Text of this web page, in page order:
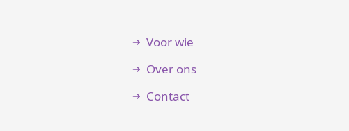
Voor wie
Over ons
Contact